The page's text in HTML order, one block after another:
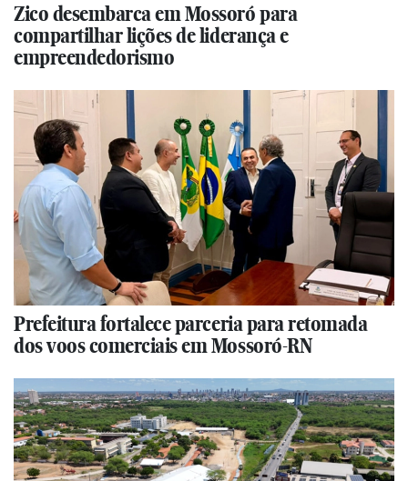
Zico desembarca em Mossoró para
compartilhar lições de liderança e
empreendedorismo
Prefeitura fortalece parceria para retomada
dos voos comerciais em Mossoró-RN